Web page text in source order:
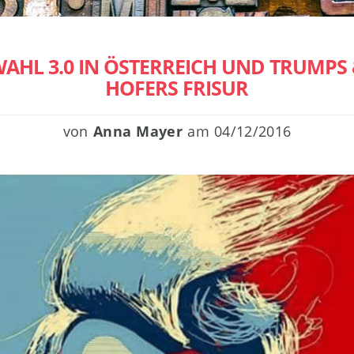
3.0 IN ÖSTERREICH UND TRUMPS
HOFERS FRISUR
von Anna Mayeram 04/12/2016